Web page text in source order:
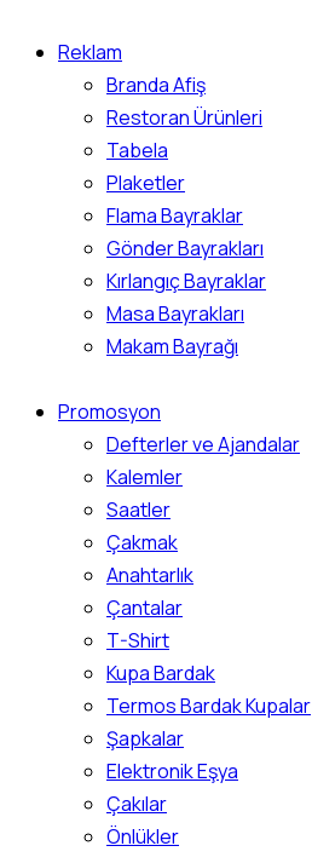
Reklam
Branda Afiş
Restoran Ürünleri
Tabela
Plaketler
Flama Bayraklar
Gönder Bayrakları
Kırlangıç Bayraklar
Masa Bayrakları
Makam Bayrağı
Promosyon
Defterler ve Ajandalar
Kalemler
Saatler
Çakmak
Anahtarlık
Çantalar
T-Shirt
Kupa Bardak
Termos Bardak Kupalar
Şapkalar
Elektronik Eşya
Çakılar
Önlükler